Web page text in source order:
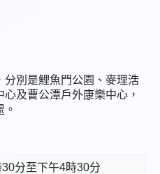
分別是鯉魚門公園、麥理浩
及曹公潭戶外康樂中心，
30分至下午4時30分